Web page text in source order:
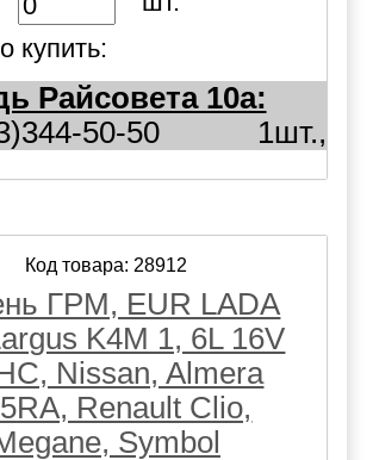
купить:
Райсовета 10а:
1шт.,
50-50
Код товара: 28912
ГРМ, EUR LADA
K4M 1, 6L 16V
Nissan, Almera
Renault Clio,
Symbol